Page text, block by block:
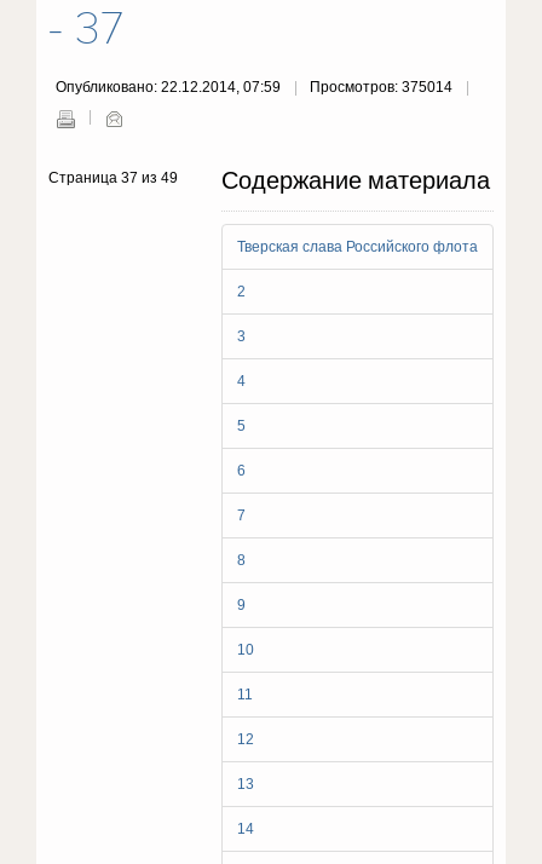
- 37
Опубликовано: 22.12.2014, 07:59 Просмотров: 375014
Содержание материала
Тверская слава Российского флота
2
3
4
5
6
7
8
9
10
11
12
13
14
Страница 37 из 49